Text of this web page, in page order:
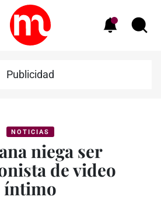
Publicidad
NOTICIAS
niega ser
de video
íntimo